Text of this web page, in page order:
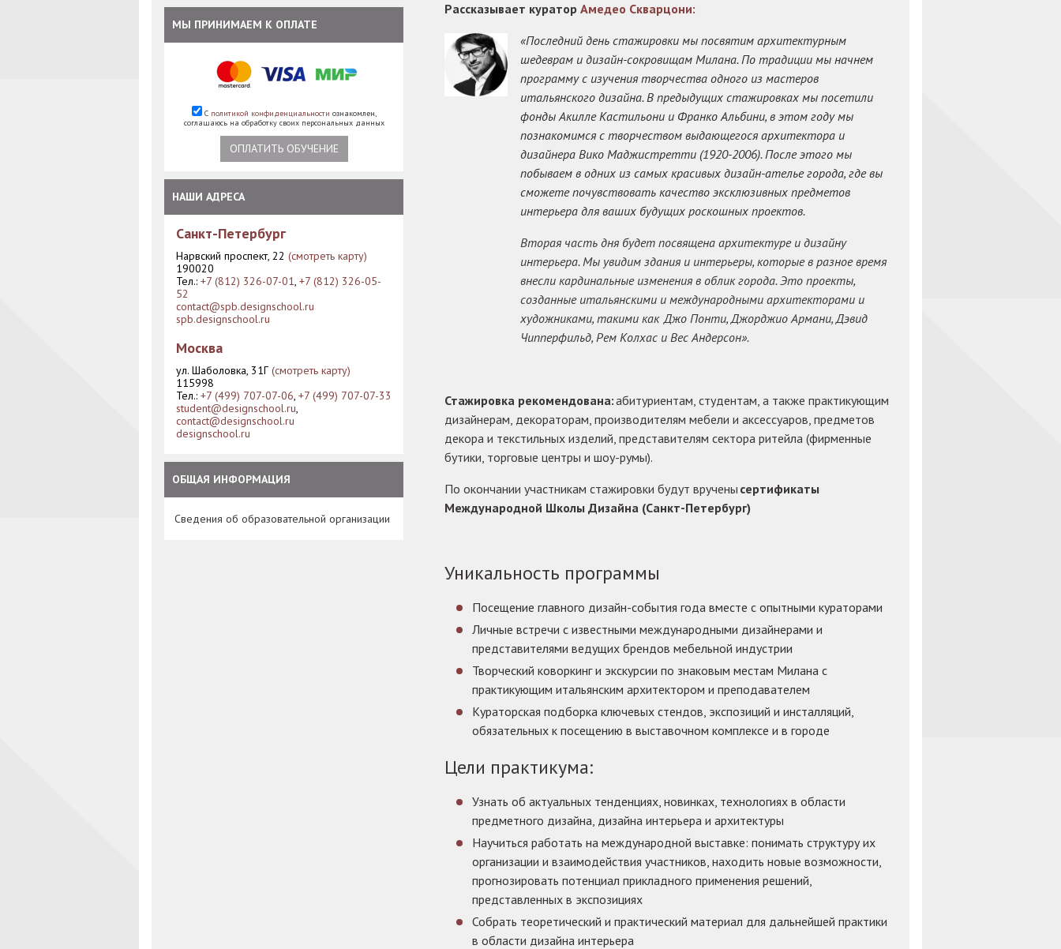
МЫ ПРИНИМАЕМ К ОПЛАТЕ
С политикой конфиденциальности ознакомлен,
соглашаюсь на обработку своих персональных данных
ОПЛАТИТЬ ОБУЧЕНИЕ
НАШИ АДРЕСА
Санкт-Петербург
Нарвский проспект, 22 (смотреть карту)
190020
Тел.: +7 (812) 326-07-01, +7 (812) 326-05-
52
contact@spb.designschool.ru
spb.designschool.ru
Москва
ул. Шаболовка, 31Г (смотреть карту)
115998
Тел.: +7 (499) 707-07-06, +7 (499) 707-07-33
student@designschool.ru,
contact@designschool.ru
designschool.ru
ОБЩАЯ ИНФОРМАЦИЯ
Сведения об образовательной организации
Рассказывает куратор Амедео Скварцони:
«Последний день стажировки мы посвятим архитектурным
шедеврам и дизайн-сокровищам Милана. По традиции мы начнем
программу с изучения творчества одного из мастеров
итальянского дизайна. В предыдущих стажировках мы посетили
фонды Акилле Кастильони и Франко Альбини, в этом году мы
познакомимся с творчеством выдающегося архитектора и
дизайнера Вико Маджистретти (1920-2006). После этого мы
побываем в одних из самых красивых дизайн-ателье города, где вы
сможете почувствовать качество эксклюзивных предметов
интерьера для ваших будущих роскошных проектов.
Вторая часть дня будет посвящена архитектуре и дизайну
интерьера. Мы увидим здания и интерьеры, которые в разное время
внесли кардинальные изменения в облик города. Это проекты,
созданные итальянскими и международными архитекторами и
художниками, такими как Джо Понти, Джорджио Армани, Дэвид
Чипперфильд, Рем Колхас и Вес Андерсон».
Стажировка рекомендована:абитуриентам, студентам, а также практикующим
дизайнерам, декораторам, производителям мебели и аксессуаров, предметов
декора и текстильных изделий, представителям сектора ритейла (фирменные
бутики, торговые центры и шоу-румы).
По окончании участникам стажировки будут вручены сертификаты
Международной Школы Дизайна (Санкт-Петербург)
Уникальность программы
Посещение главного дизайн-события года вместе с опытными кураторами
Личные встречи с известными международными дизайнерами и
представителями ведущих брендов мебельной индустрии
Творческий коворкинг и экскурсии по знаковым местам Милана с
практикующим итальянским архитектором и преподавателем
Кураторская подборка ключевых стендов, экспозиций и инсталляций,
обязательных к посещению в выставочном комплексе и в городе
Цели практикума:
Узнать об актуальных тенденциях, новинках, технологиях в области
предметного дизайна, дизайна интерьера и архитектуры
Научиться работать на международной выставке: понимать структуру их
организации и взаимодействия участников, находить новые возможности,
прогнозировать потенциал прикладного применения решений,
представленных в экспозициях
Собрать теоретический и практический материал для дальнейшей практики
в области дизайна интерьера